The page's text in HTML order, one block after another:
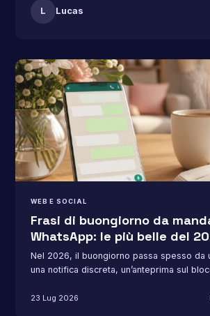
L Lucas
WEB E SOCIAL
Frasi di buongiorno da
WhatsApp: le più belle del
Nel 2026, il buongiorno passa spesso da
una notifica discreta, un’anteprima sul
23 Lug 2026